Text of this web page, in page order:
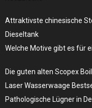
Attraktivste chinesische
Dieseltank
Welche Motive gibt es für
Die guten alten Scopex
Laser Wasserwaage
Pathologische Lügner in